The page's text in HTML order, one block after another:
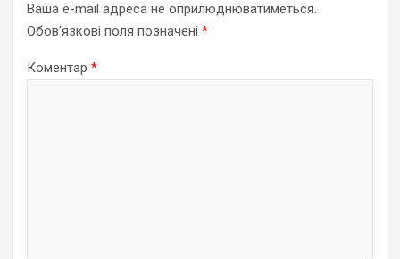
Ваша e-mail адреса не оприлюднюватиметься.
Обов’язкові поля позначені *
Коментар *